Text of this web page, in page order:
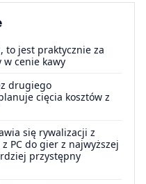
to jest praktycznie za
w cenie kawy
drugiego
cięcia kosztów z
się rywalizacji z
PC do gier z najwyższej
przystępny